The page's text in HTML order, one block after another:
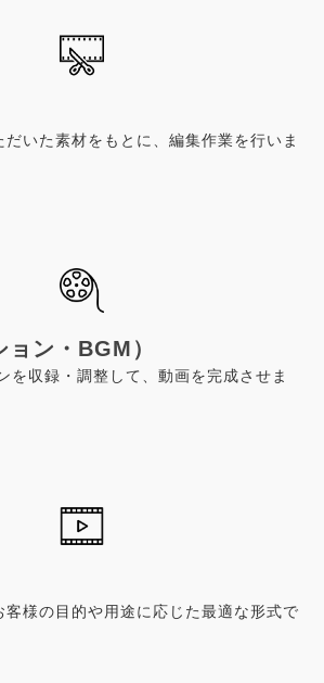
いた素材をもとに、編集作業を行いま
ン・BGM）
を収録・調整して、動画を完成させま
客様の目的や用途に応じた最適な形式で